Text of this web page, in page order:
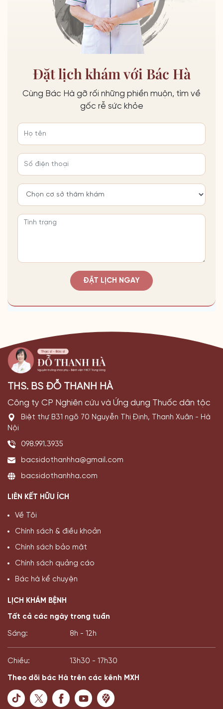
Đặt lịch khám với Bác Hà
Cùng Bác Hà gỡ rối những phiền muộn, tìm về
gốc rễ sức khỏe
ĐẶT LỊCH NGAY
THS. BS ĐỖ THANH HÀ
Công ty CP Nghiên cứu và Ứng dụng Thuốc dân tộc
Biệt thự B31 ngõ 70 Nguyễn Thị Định, Thanh Xuân - Hà
Nội
098.991.3935
bacsidothanhha@gmail.com
bacsidothanhha.com
LIÊN KẾT HỮU ÍCH
Về Tôi
Chính sách & điều khoản
Chính sách bảo mật
Chính sách quảng cáo
Bác hà kể chuyện
LỊCH KHÁM BỆNH
Tất cả các ngày trong tuần
Sáng: 8h - 12h
Chiều: 13h30 - 17h30
Theo dõi bác Hà trên các kênh MXH